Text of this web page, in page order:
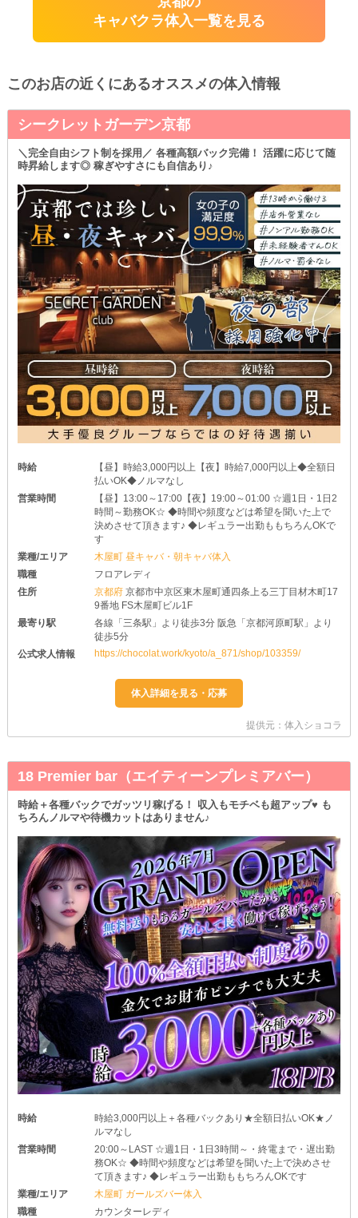
キャバクラ体入一覧を見る
このお店の近くにあるオススメの体入情報
シークレットガーデン京都
＼完全自由シフト制を採用／ 各種高額バック完備！ 活躍に応じて随
時昇給します◎ 稼ぎやすさにも自信あり♪
時給
【昼】時給3,000円以上【夜】時給7,000円以上◆全額日
払いOK◆ノルマなし
営業時間
【昼】13:00～17:00【夜】19:00～01:00 ☆週1日・1日2
時間～勤務OK☆ ◆時間や頻度などは希望を聞いた上で
決めさせて頂きます♪ ◆レギュラー出勤ももちろんOKで
す
業種/エリア
木屋町 昼キャバ・朝キャバ体入
職種
フロアレディ
住所
京都府京都市中京区東木屋町通四条上る三丁目材木町17
9番地 FS木屋町ビル1F
最寄り駅
各線「三条駅」より徒歩3分 阪急「京都河原町駅」より
徒歩5分
公式求人情報
https://chocolat.work/kyoto/a_871/shop/103359/
提供元：体入ショコラ
18 Premier bar（エイティーンプレミアバー）
時給＋各種バックでガッツリ稼げる！ 収入もモチベも超アップ♥ も
ちろんノルマや待機カットはありません♪
時給
時給3,000円以上＋各種バックあり★全額日払いOK★ノ
ルマなし
営業時間
20:00～LAST ☆週1日・1日3時間～・終電まで・遅出勤
務OK☆ ◆時間や頻度などは希望を聞いた上で決めさせ
て頂きます♪ ◆レギュラー出勤ももちろんOKです
業種/エリア
木屋町 ガールズバー体入
職種
カウンターレディ